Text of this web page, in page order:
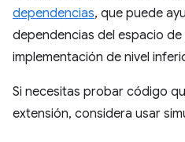
dependencias, que puede
dependencias del espacio
implementación de nivel
Si necesitas probar código
extensión, considera usar